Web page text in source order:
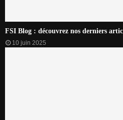
FSI Blog : découvrez nos derniers
10 juin 2025